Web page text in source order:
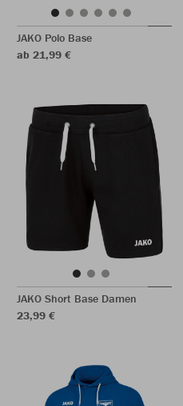
JAKO Polo Base
ab 21,99 €
JAKO Short Base Damen
23,99 €